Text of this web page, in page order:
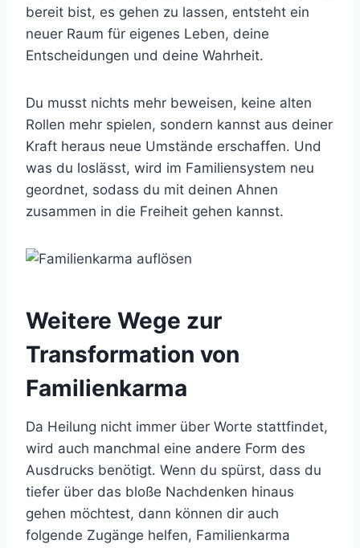
bereit bist, es gehen zu lassen, entsteht ein
neuer Raum für eigenes Leben, deine
Entscheidungen und deine Wahrheit.
Du musst nichts mehr beweisen, keine alten
Rollen mehr spielen, sondern kannst aus deiner
Kraft heraus neue Umstände erschaffen. Und
was du loslässt, wird im Familiensystem neu
geordnet, sodass du mit deinen Ahnen
zusammen in die Freiheit gehen kannst.
Weitere Wege zur
Transformation von
Familienkarma
Da Heilung nicht immer über Worte stattfindet,
wird auch manchmal eine andere Form des
Ausdrucks benötigt. Wenn du spürst, dass du
tiefer über das bloße Nachdenken hinaus
gehen möchtest, dann können dir auch
folgende Zugänge helfen, Familienkarma